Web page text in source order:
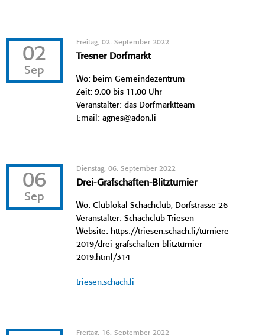
02
Sep
Freitag, 02. September 2022
Tresner Dorfmarkt
Wo: beim Gemeindezentrum
Zeit: 9.00 bis 11.00 Uhr
Veranstalter: das Dorfmarktteam
Email: agnes@adon.li
06
Sep
Dienstag, 06. September 2022
Drei-Grafschaften-Blitzturnier
Wo: Clublokal Schachclub, Dorfstrasse 26
Veranstalter: Schachclub Triesen
Website: https://triesen.schach.li/turniere-
2019/drei-grafschaften-blitzturnier-
2019.html/314
triesen.schach.li
Freitag, 16. September 2022